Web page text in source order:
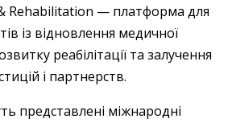
Rehabilitation — платформа для
із відновлення медичної
реабілітації та залучення
і партнерств.
представлені міжнародні